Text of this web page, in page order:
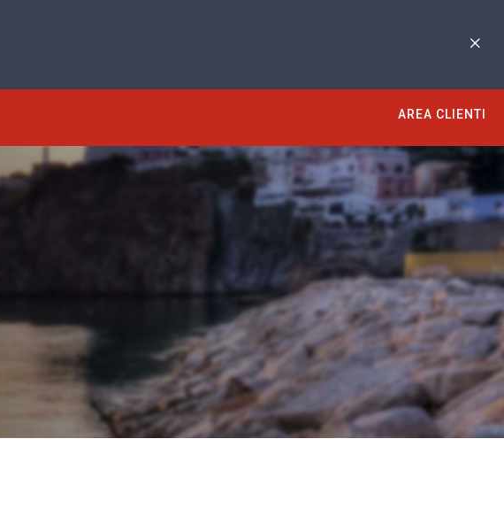
AREA CLIENTI